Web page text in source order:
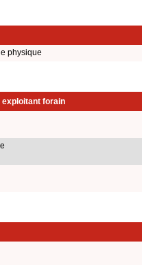
physique
forain